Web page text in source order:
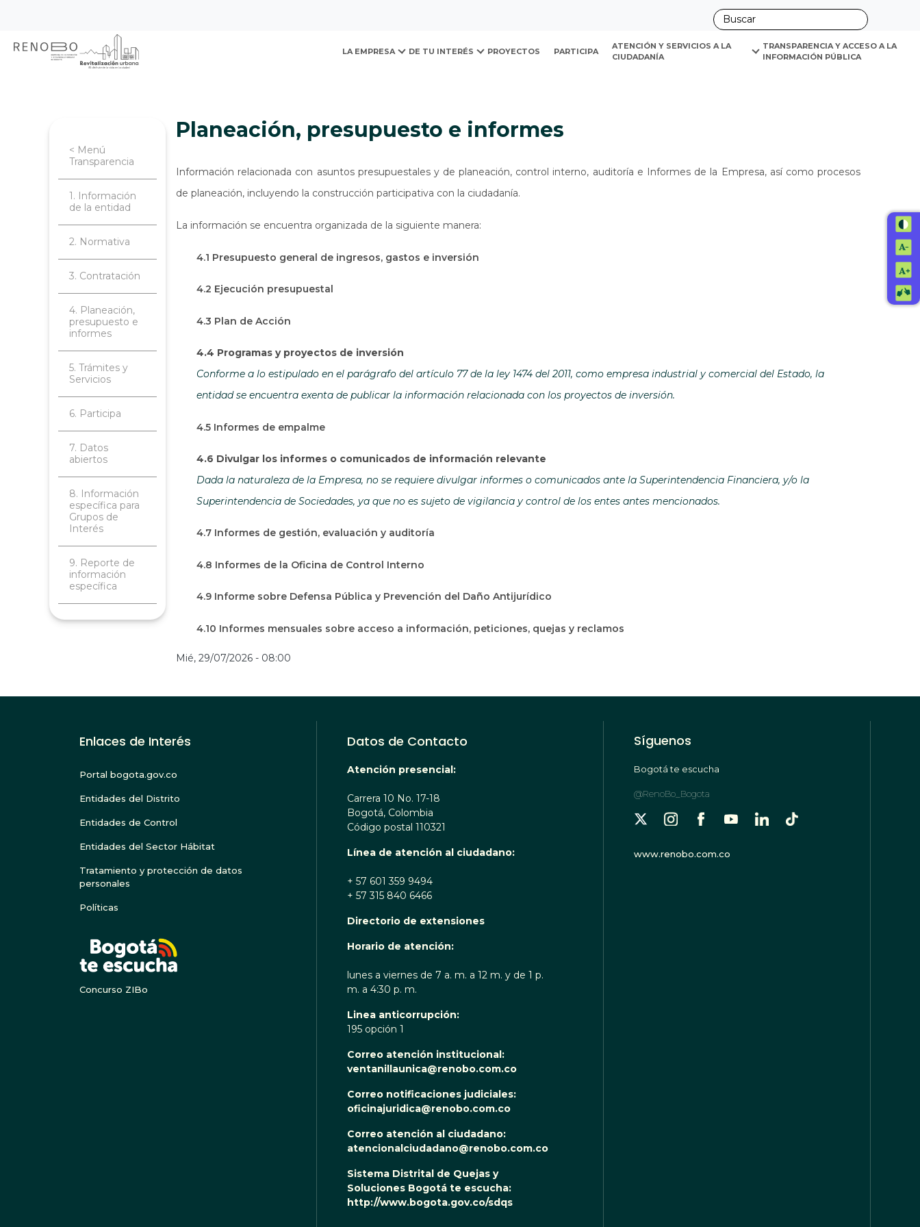
contenido
Sitio Web Empresa de Renovación y Desarrollo Urbano
LA EMPRESA DE TU INTERÉS PROYECTOS PARTICIPA
ATENCIÓN Y SERVICIOS A LA
CIUDADANÍA
TRANSPARENCIA Y ACCESO A LA
INFORMACIÓN PÚBLICA
< Menú
Transparencia
1. Información
de la entidad
2. Normativa
3. Contratación
4. Planeación,
presupuesto e
informes
5. Trámites y
Servicios
6. Participa
7. Datos
abiertos
8. Información
específica para
Grupos de
Interés
9. Reporte de
información
específica
Planeación, presupuesto e informes
Información relacionada con asuntos presupuestales y de planeación, control interno, auditoría e Informes de la Empresa, así como procesos
de planeación, incluyendo la construcción participativa con la ciudadanía.
La información se encuentra organizada de la siguiente manera:
4.1 Presupuesto general de ingresos, gastos e inversión
4.2 Ejecución presupuestal
4.3 Plan de Acción
4.4 Programas y proyectos de inversión
Conforme a lo estipulado en el parágrafo del artículo 77 de la ley 1474 del 2011, como empresa industrial y comercial del Estado, la
entidad se encuentra exenta de publicar la información relacionada con los proyectos de inversión.
4.5 Informes de empalme
4.6 Divulgar los informes o comunicados de información relevante
Dada la naturaleza de la Empresa, no se requiere divulgar informes o comunicados ante la Superintendencia Financiera, y/o la
Superintendencia de Sociedades, ya que no es sujeto de vigilancia y control de los entes antes mencionados.
4.7 Informes de gestión, evaluación y auditoría
4.8 Informes de la Oficina de Control Interno
4.9 Informe sobre Defensa Pública y Prevención del Daño Antijurídico
4.10 Informes mensuales sobre acceso a información, peticiones, quejas y reclamos
Mié, 29/07/2026 - 08:00
Enlaces de Interés
Portal bogota.gov.co
Entidades del Distrito
Entidades de Control
Entidades del Sector Hábitat
Tratamiento y protección de datos
personales
Políticas
Concurso ZIBo
Datos de Contacto
Atención presencial:
Carrera 10 No. 17-18
Bogotá, Colombia
Código postal 110321
Línea de atención al ciudadano:
+ 57 601 359 9494
+ 57 315 840 6466
Directorio de extensiones
Horario de atención:
lunes a viernes de 7 a. m. a 12 m. y de 1 p.
m. a 4:30 p. m.
Linea anticorrupción:
195 opción 1
Correo atención institucional:
ventanillaunica@renobo.com.co
Correo notificaciones judiciales:
oficinajuridica@renobo.com.co
Correo atención al ciudadano:
atencionalciudadano@renobo.com.co
Sistema Distrital de Quejas y
Soluciones Bogotá te escucha:
http://www.bogota.gov.co/sdqs
Síguenos
Bogotá te escucha
@RenoBo_Bogota
www.renobo.com.co